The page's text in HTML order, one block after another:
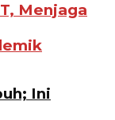
Menjaga
Ini